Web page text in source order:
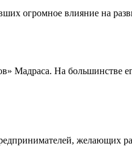
огромное влияние на
Мадраса. На большинстве
желающих